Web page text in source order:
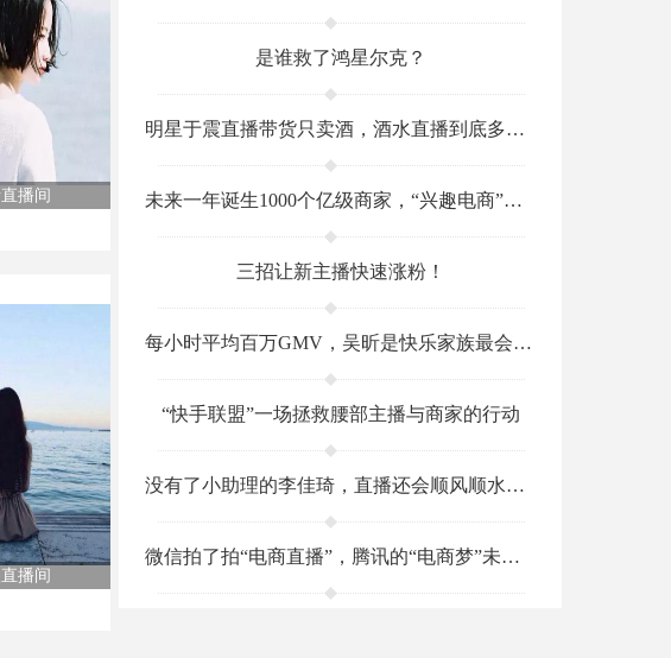
播间
播间
是谁救了鸿星尔克？
明星于震直播带货只卖酒，酒水直播到底多挣钱？
未来一年诞生1000个亿级商家，“兴趣电商”将引领抖音新市场？
三招让新主播快速涨粉！
每小时平均百万GMV，吴昕是快乐家族最会播的那个吗？
“快手联盟”一场拯救腰部主播与商家的行动
没有了小助理的李佳琦，直播还会顺风顺水吗？
微信拍了拍“电商直播”，腾讯的“电商梦”未完待续